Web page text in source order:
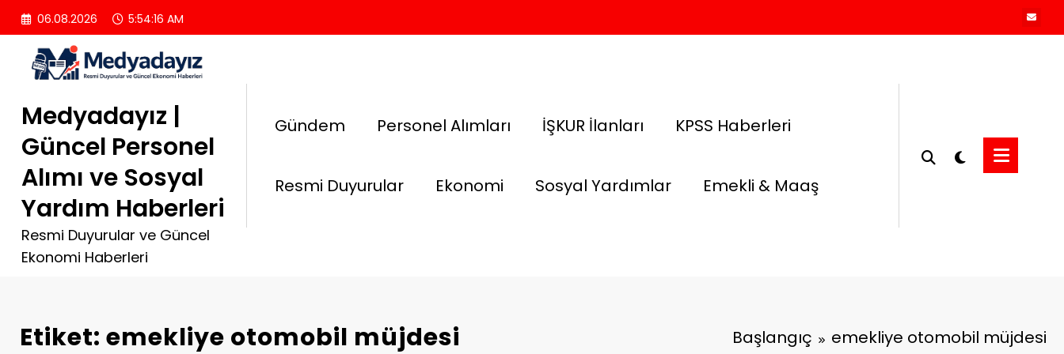
İçeriğe
atla
06.08.2026 5:54:17 AM
Medyadayız |
Güncel Personel
Alımı ve Sosyal
Yardım Haberleri
Resmi Duyurular ve Güncel
Ekonomi Haberleri
Gündem Personel Alımları İŞKUR İlanları KPSS Haberleri
Resmi Duyurular Ekonomi Sosyal Yardımlar Emekli & Maaş
Etiket: emekliye otomobil müjdesi Başlangıç emekliye otomobil müjdesi